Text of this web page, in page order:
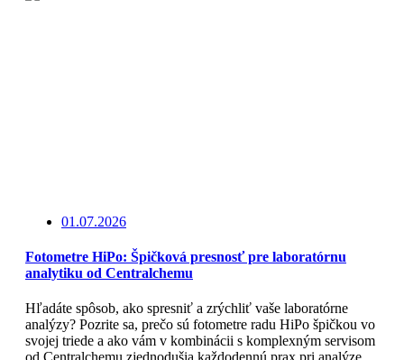
01.07.2026
Fotometre HiPo: Špičková presnosť pre laboratórnu
analytiku od Centralchemu
Hľadáte spôsob, ako spresniť a zrýchliť vaše laboratórne
analýzy? Pozrite sa, prečo sú fotometre radu HiPo špičkou vo
svojej triede a ako vám v kombinácii s komplexným servisom